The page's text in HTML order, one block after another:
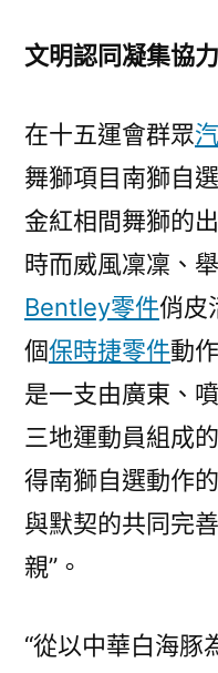
文明認同凝集協力
在十五運會群眾
舞獅項目南獅自
金紅相間舞獅的
時而威風凜凜、
Bentley零件俏皮
個保時捷零件動
是一支由廣東、
三地運動員組成
得南獅自選動作
與默契的共同完
親”。
“從以中華白海豚